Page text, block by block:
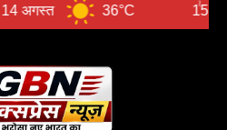
36°C 15 अगस्त